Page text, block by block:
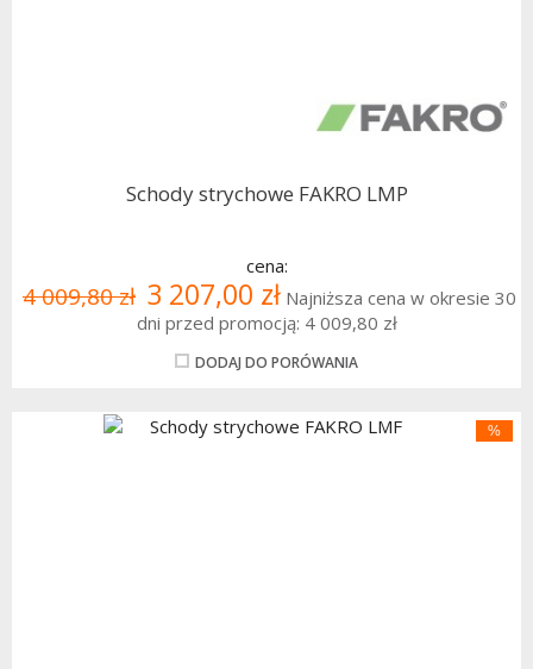
Schody strychowe FAKRO LMP
cena:
4 009,80 zł 3 207,00 zł Najniższa cena w okresie 30
dni przed promocją: 4 009,80 zł
DODAJ DO PORÓWANIA
%